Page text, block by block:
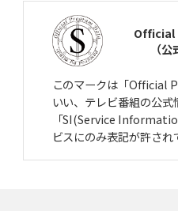
Official
（
このマークは「Official
いい、テレビ番組の公式
「SI(Service
ビスにのみ表記が許され